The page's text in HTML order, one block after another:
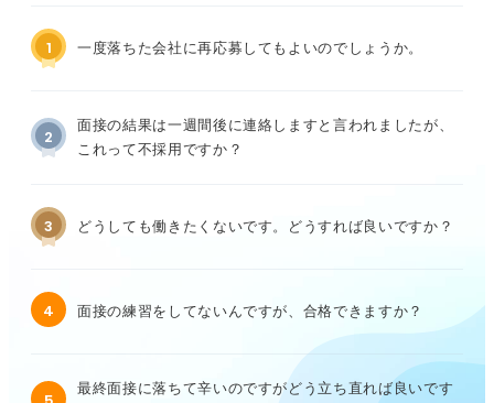
1 一度落ちた会社に再応募してもよいのでしょうか。
2
面接の結果は一週間後に連絡しますと言われましたが、
これって不採用ですか？
3 どうしても働きたくないです。どうすれば良いですか？
4 面接の練習をしてないんですが、合格できますか？
最終面接に落ちて辛いのですがどう立ち直れば良いです